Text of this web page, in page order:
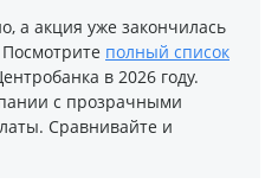
а акция уже закончилась
полный список
в 2026 году.
с прозрачными
Сравнивайте и